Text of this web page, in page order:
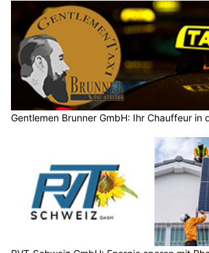
Gentlemen Brunner GmbH: Ihr Chauffeur in